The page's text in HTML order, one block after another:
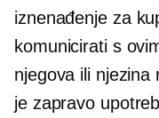
iznenađenje za
komunicirati s
njegova ili njezina
je zapravo